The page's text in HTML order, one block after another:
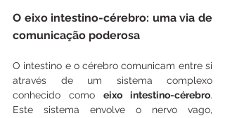
O eixo intestino-cérebro: uma via de
comunicação poderosa
O intestino e o cérebro comunicam entre si
através de um sistema complexo
conhecido como eixo intestino-cérebro.
Este sistema envolve o nervo vago,